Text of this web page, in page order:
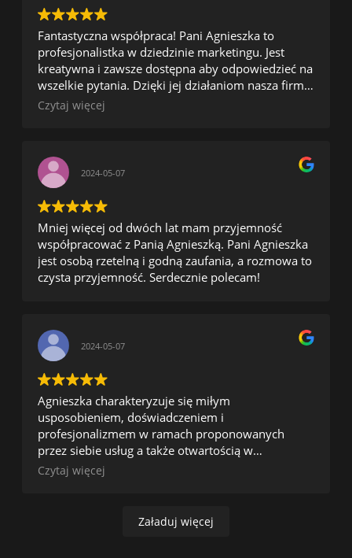
Fantastyczna współpraca! Pani Agnieszka to
profesjonalistka w dziedzinie marketingu. Jest
kreatywna i zawsze dostępna aby odpowiedzieć na
wszelkie pytania. Dzięki jej działaniom nasza firma
zwiększyła swoją widoczność w internecie.
Czytaj więcej
2024-05-07
Mniej więcej od dwóch lat mam przyjemność
współpracować z Panią Agnieszką. Pani Agnieszka
jest osobą rzetelną i godną zaufania, a rozmowa to
czysta przyjemność. Serdecznie polecam!
2024-05-07
Agnieszka charakteryzuje się miłym
usposobieniem, doświadczeniem i
profesjonalizmem w ramach proponowanych
przez siebie usług a także otwartością w
negocjacjach. Agnieszka rozwiązuje pojawiające się
Polecam współpracę z Agnieszką.
Czytaj więcej
Załaduj więcej